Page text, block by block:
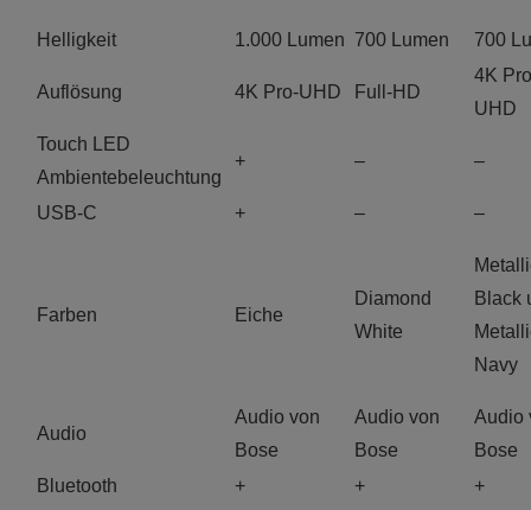
Helligkeit 1.000 Lumen 700 Lumen 700
Auflösung 4K Pro-UHD Full-HD
4K
UHD
Touch LED
Ambientebeleuchtung
+ – –
USB-C + – –
Farben Eiche
Diamond
White
Black
Navy
Audio
Audio von
Bose
Audio von
Bose
Audio
Bose
Bluetooth
+ +
+